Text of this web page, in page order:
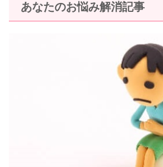
あなたのお悩み解消記事